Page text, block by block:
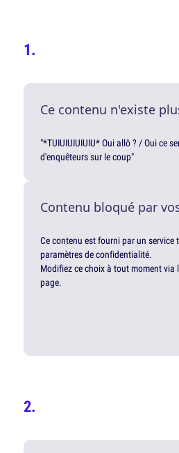
Ce contenu n'existe
"*TUIUIUIUIUIU* Oui allô ? / Oui ce
d'enquêteurs sur le coup"
Contenu bloqué par
Ce contenu est fourni par un
paramètres de confidentialité.
Modifiez ce choix à tout moment via
page.